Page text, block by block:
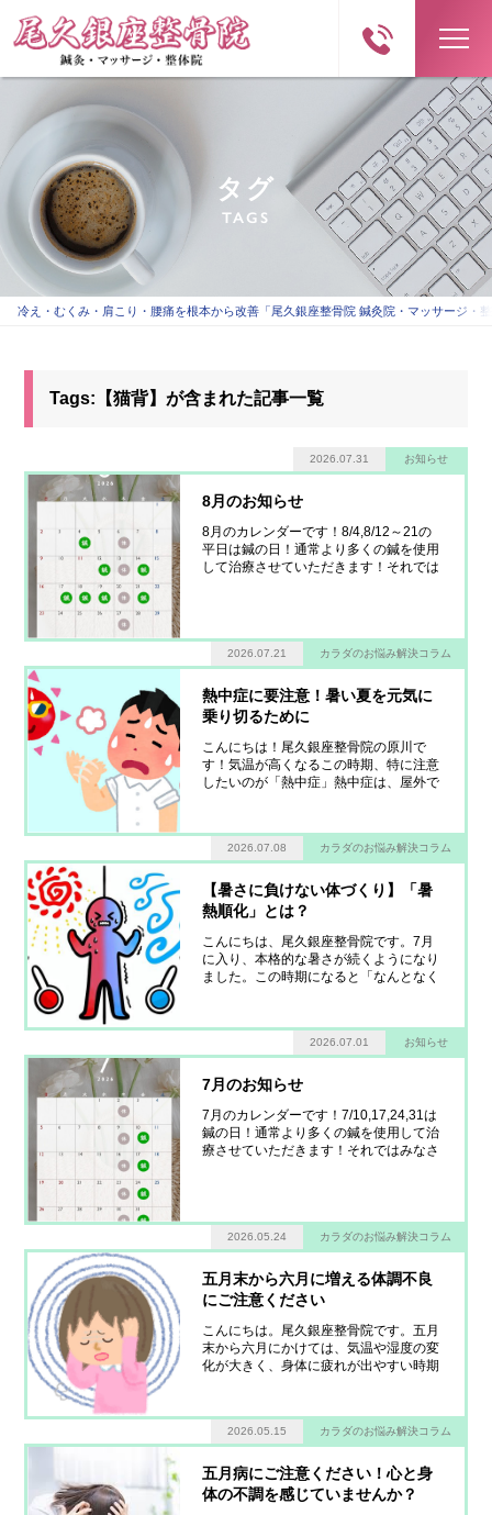
タグ
TAGS
冷え・むくみ・肩こり・腰痛を根本から改善「尾久銀座整骨院 鍼灸院・マッサージ・
Tags:【猫背】が含まれた記事一覧
2026.07.31 お知らせ
8月のお知らせ
8月のカレンダーです！8/4,8/12～21の
平日は鍼の日！通常より多くの鍼を使用
して治療させていただきます！それでは
2026.07.21 カラダのお悩み解決コラム
熱中症に要注意！暑い夏を元気に
乗り切るために
こんにちは！尾久銀座整骨院の原川で
す！気温が高くなるこの時期、特に注意
したいのが「熱中症」熱中症は、屋外で
って体温調節機能がうまく働かなくなる
と、めまい、頭痛、吐き気、強いだるさ
どが渇く前に
2026.07.08 カラダのお悩み解決コラム
【暑さに負けない体づくり】「暑
熱順化」とは？
こんにちは、尾久銀座整骨院です。7月
に入り、本格的な暑さが続くようになり
ました。この時期になると「なんとなく
増えてきます。実はその原因の一つが、
「暑熱順化（しょねつじゅんか）」が十
暑熱順化と
2026.07.01 お知らせ
7月のお知らせ
7月のカレンダーです！7/10,17,24,31は
鍼の日！通常より多くの鍼を使用して治
療させていただきます！それではみなさ
2026.05.24 カラダのお悩み解決コラム
五月末から六月に増える体調不良
にご注意ください
こんにちは。尾久銀座整骨院です。五月
末から六月にかけては、気温や湿度の変
化が大きく、身体に疲れが出やすい時期
が抜けない」そんな不調を感じていませ
んか？この時期は、季節の変わり目特有
の時期に不調
2026.05.15 カラダのお悩み解決コラム
五月病にご注意ください！心と身
体の不調を感じていませんか？